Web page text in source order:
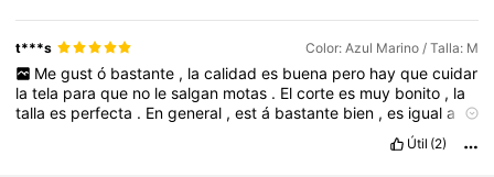
t***s Color: Azul Marino / Talla: M
Me gust ó bastante , la calidad es buena pero hay que cuidar
latela paraque no lesalgan motas . Elcortees muy bonito , la
tallaes perfecta . Engeneral ,está bastante bien ,es iguala la
compra
Útil (2)